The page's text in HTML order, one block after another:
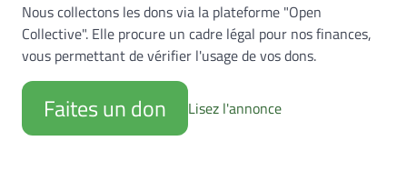
Nous collectons les dons via la plateforme "Open
Collective". Elle procure un cadre légal pour nos finances,
vous permettant de vérifier l'usage de vos dons.
Faites un don Lisez l'annonce